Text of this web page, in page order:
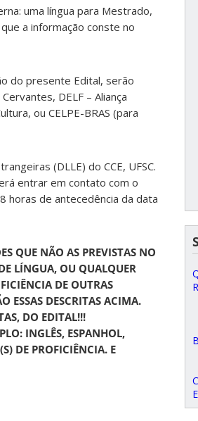
uma língua para Mestrado,
a informação conste no
do presente Edital, serão
DELF – Aliança
ou CELPE-BRAS (para
(DLLE) do CCE, UFSC.
entrar em contato com o
horas de antecedência da data
QUE NÃO AS PREVISTAS NO
LÍNGUA, OU QUALQUER
DE OUTRAS
ESSAS DESCRITAS ACIMA.
DO EDITAL!!!
INGLÊS, ESPANHOL,
DE PROFICIÊNCIA. E